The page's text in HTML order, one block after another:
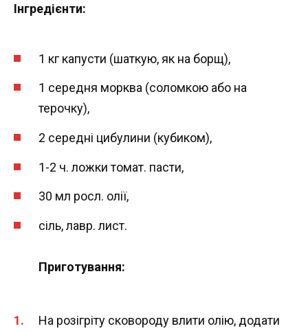
Інгредієнти:
1 кг капусти (шаткую, як на борщ),
1 середня морква (соломкою або на
терочку),
2 середні цибулини (кубиком),
1-2 ч. ложки томат. пасти,
30 мл росл. олії,
сіль, лавр. лист.
Приготування:
На розігріту сковороду влити олію, додати